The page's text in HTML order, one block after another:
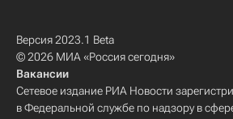
Версия 2023.1 Beta
© 2026 МИА «Россия сегодня»
Вакансии
Сетевое издание РИА Новости
в Федеральной службе по надзору в